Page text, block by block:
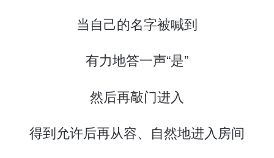
当自己的名字被喊到
有力地答一声“是”
然后再敲门进入
得到允许后再从容、自然地进入房间